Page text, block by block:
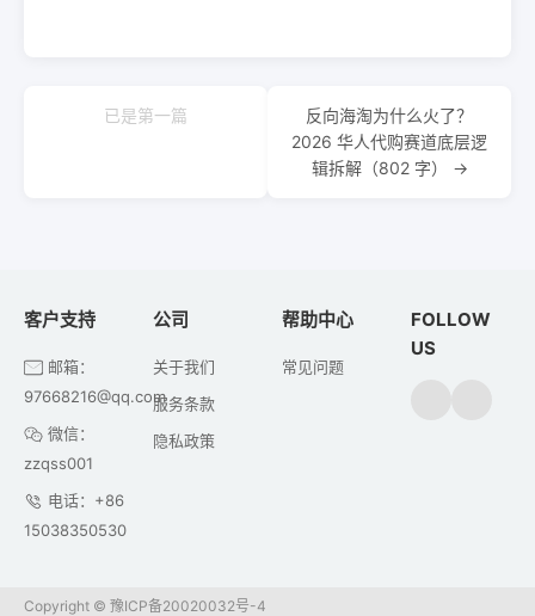
已是第一篇
反向海淘为什么火了？
2026 华人代购赛道底层逻
辑拆解（802 字） →
客户支持
邮箱：
97668216@qq.com
微信：
zzqss001
电话：+86
15038350530
公司
关于我们
服务条款
隐私政策
帮助中心
常见问题
FOLLOW
US
Copyright © 豫ICP备20020032号-4